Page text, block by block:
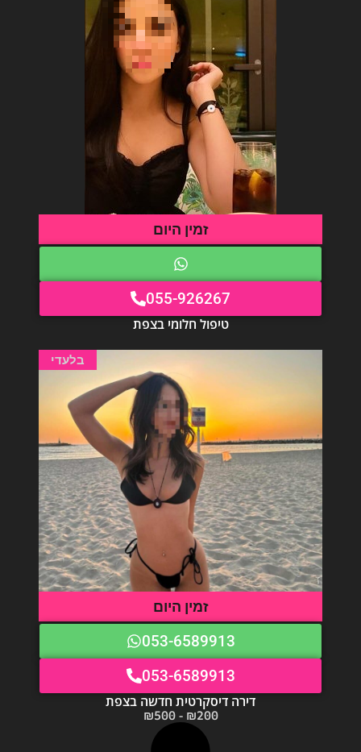
זמין היום
055-926267
טיפול חלומי בצפת
בלעדי
זמין היום
053-6589913
053-6589913
דירה דיסקרטית חדשה בצפת
₪200 - ₪500